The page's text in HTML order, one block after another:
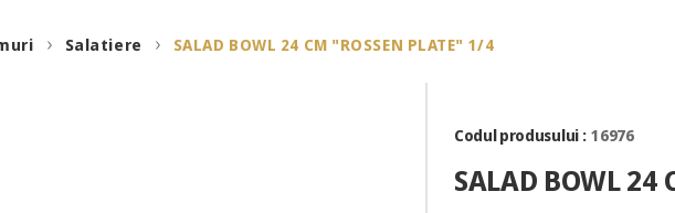
Salatiere SALAD BOWL 24 CM "ROSSEN PLATE" 1/4
Codul produsului : 16976
SALAD BOWL 24